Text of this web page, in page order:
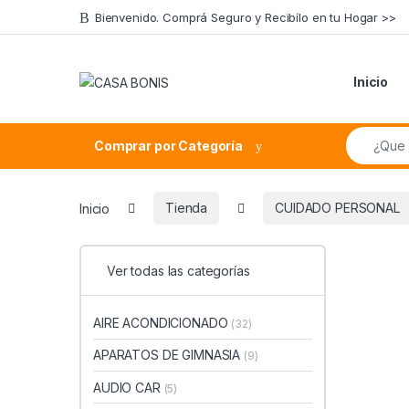
Skip to navigation
Skip to content Bienvenido. Comprá Seguro y Recibílo en tu Hogar >>
Inicio
Comprar por Categoría
Search
Inicio Tienda CUIDADO PERSONAL
Ver todas las categorías
AIRE ACONDICIONADO (32)
APARATOS DE GIMNASIA (9)
AUDIO CAR (5)